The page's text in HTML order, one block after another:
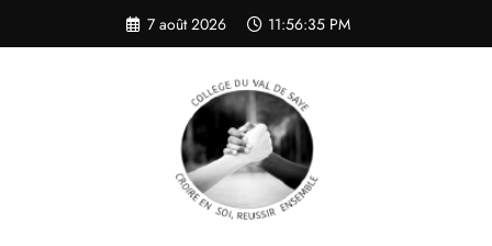
contenu
7 août 2026 11:56:35 PM